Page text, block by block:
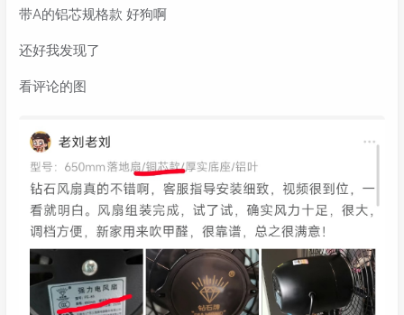
带A的铝芯规格款 好狗啊
还好我发现了
看评论的图